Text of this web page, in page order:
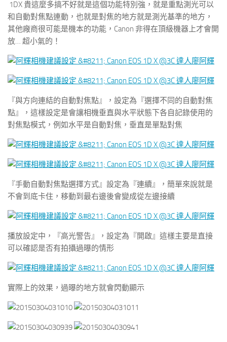
1DX 貴這麼多搞不好就是這個功能特別強，就是重點測光可以
和自動對焦點連動，也就是對焦的地方就是測光基準的地方，
其他廠商很可能是機本的功能，Canon 非得在頂級機器上才會開
放… 超小氣的！
『與方向連結的自動對焦點』，設定為『選擇不同的自動對焦
點』，這樣設定是會讓相機垂直與水平狀態下各自記錄使用的
對焦點模式，例如水平是自動對焦，垂直是單點對焦
『手動自動對焦點選擇方式』設定為『連續』，簡單來說就是
不會到底卡住，移動到最右邊後會變成從左邊接續
播放設定中，『高光警告』，設定為『開啟』這樣主要是直接
可以確認是否有拍攝過曝的情形
實際上的效果，過曝的地方就會閃動顯示